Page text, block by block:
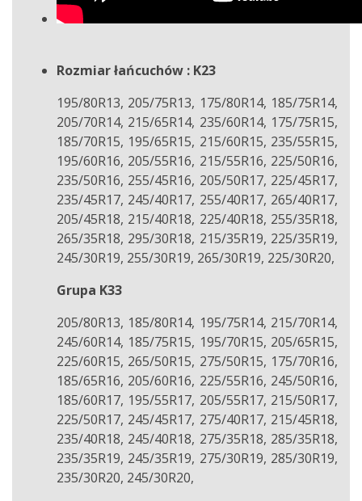
Rozmiar łańcuchów : K23
195/80R13, 205/75R13, 175/80R14, 185/75R14,
205/70R14, 215/65R14, 235/60R14, 175/75R15,
185/70R15, 195/65R15, 215/60R15, 235/55R15,
195/60R16, 205/55R16, 215/55R16, 225/50R16,
235/50R16, 255/45R16, 205/50R17, 225/45R17,
235/45R17, 245/40R17, 255/40R17, 265/40R17,
205/45R18, 215/40R18, 225/40R18, 255/35R18,
265/35R18, 295/30R18, 215/35R19, 225/35R19,
245/30R19, 255/30R19, 265/30R19, 225/30R20,
Grupa K33
205/80R13, 185/80R14, 195/75R14, 215/70R14,
245/60R14, 185/75R15, 195/70R15, 205/65R15,
225/60R15, 265/50R15, 275/50R15, 175/70R16,
185/65R16, 205/60R16, 225/55R16, 245/50R16,
185/60R17, 195/55R17, 205/55R17, 215/50R17,
225/50R17, 245/45R17, 275/40R17, 215/45R18,
235/40R18, 245/40R18, 275/35R18, 285/35R18,
235/35R19, 245/35R19, 275/30R19, 285/30R19,
235/30R20, 245/30R20,